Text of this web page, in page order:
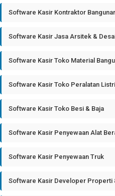
Software Kasir Kontraktor
Software Kasir Jasa Arsitek &
Software Kasir Toko Material
Software Kasir Toko Peralatan
Software Kasir Toko Besi & Baja
Software Kasir Penyewaan Alat
Software Kasir Penyewaan Truk
Software Kasir Developer Properti